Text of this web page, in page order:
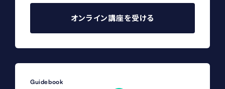
オンライン講座を受ける
Guidebook